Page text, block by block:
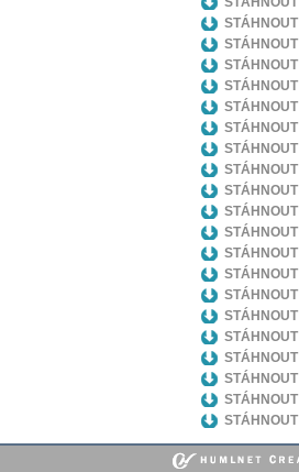
STÁHNOUT
STÁHNOUT
STÁHNOUT
STÁHNOUT
STÁHNOUT
STÁHNOUT
STÁHNOUT
STÁHNOUT
STÁHNOUT
STÁHNOUT
STÁHNOUT
STÁHNOUT
STÁHNOUT
STÁHNOUT
STÁHNOUT
STÁHNOUT
STÁHNOUT
STÁHNOUT
STÁHNOUT
STÁHNOUT